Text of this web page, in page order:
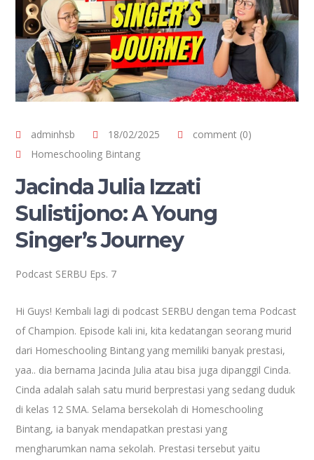
adminhsb 18/02/2025
comment (0)
Homeschooling Bintang
Jacinda Julia Izzati
Sulistijono: A Young
Singer’s Journey
Podcast SERBU Eps. 7
Hi Guys! Kembali lagi di podcast SERBU dengan tema Podcast
of Champion. Episode kali ini, kita kedatangan seorang murid
dari Homeschooling Bintang yang memiliki banyak prestasi,
yaa.. dia bernama Jacinda Julia atau bisa juga dipanggil Cinda.
Cinda adalah salah satu murid berprestasi yang sedang duduk
di kelas 12 SMA. Selama bersekolah di Homeschooling
Bintang, ia banyak mendapatkan prestasi yang
mengharumkan nama sekolah. Prestasi tersebut yaitu